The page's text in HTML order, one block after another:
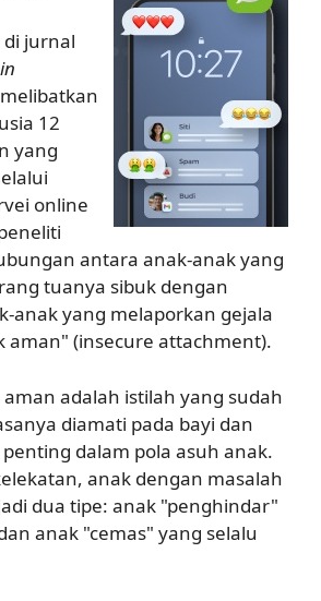
jurnal
12
yang
online
antara anak-anak yang
tuanya sibuk dengan
anak yang melaporkan gejala
aman" (insecure attachment).
adalah istilah yang sudah
diamati pada bayi dan
dalam pola asuh anak.
anak dengan masalah
dua tipe: anak "penghindar"
anak "cemas" yang selalu